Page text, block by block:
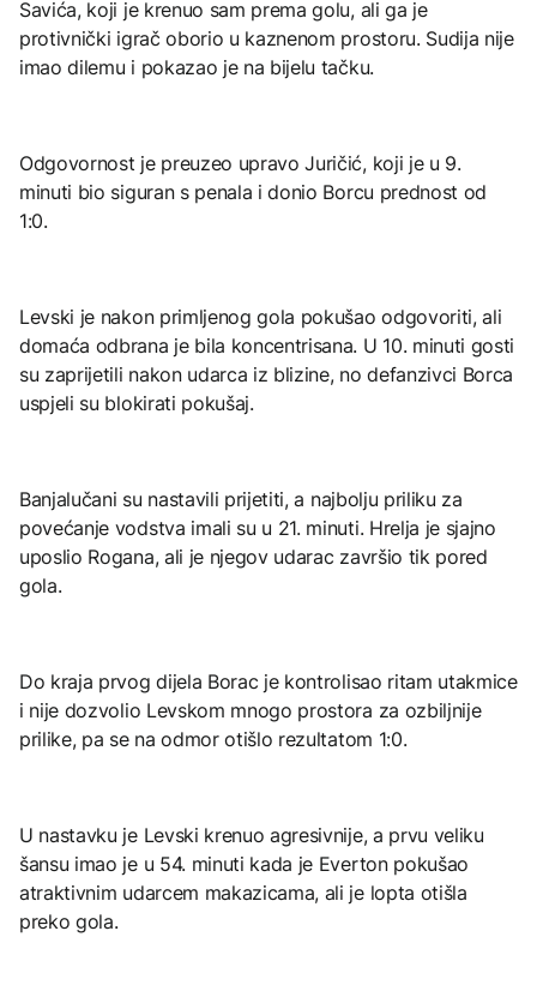
Savića, koji je krenuo sam prema golu, ali ga je
protivnički igrač oborio u kaznenom prostoru. Sudija nije
imao dilemu i pokazao je na bijelu tačku.
Odgovornost je preuzeo upravo Juričić, koji je u 9.
minuti bio siguran s penala i donio Borcu prednost od
1:0.
Levski je nakon primljenog gola pokušao odgovoriti, ali
domaća odbrana je bila koncentrisana. U 10. minuti gosti
su zaprijetili nakon udarca iz blizine, no defanzivci Borca
uspjeli su blokirati pokušaj.
Banjalučani su nastavili prijetiti, a najbolju priliku za
povećanje vodstva imali su u 21. minuti. Hrelja je sjajno
uposlio Rogana, ali je njegov udarac završio tik pored
gola.
Do kraja prvog dijela Borac je kontrolisao ritam utakmice
i nije dozvolio Levskom mnogo prostora za ozbiljnije
prilike, pa se na odmor otišlo rezultatom 1:0.
U nastavku je Levski krenuo agresivnije, a prvu veliku
šansu imao je u 54. minuti kada je Everton pokušao
atraktivnim udarcem makazicama, ali je lopta otišla
preko gola.